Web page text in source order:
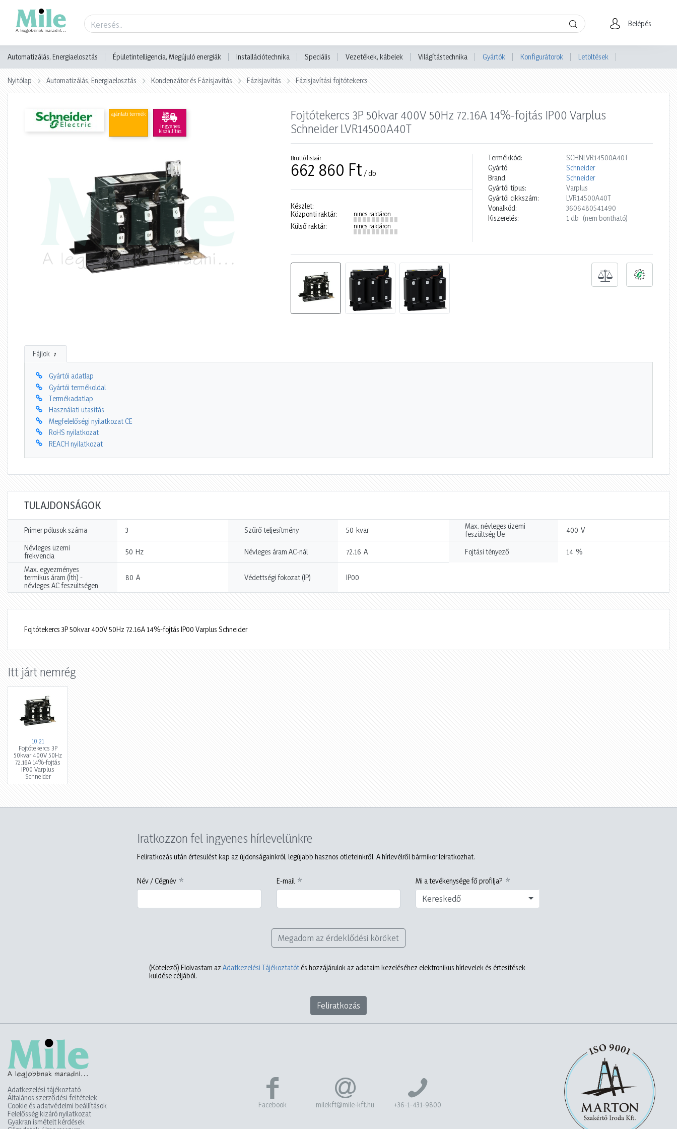
Belépés
Automatizálás, Energiaelosztás Épületintelligencia, Megújuló energiák Installációtechnika Speciális Vezetékek, kábelek Világítástechnika Gyártók Konfigurátorok Letöltések
Nyitólap Automatizálás, Energiaelosztás Kondenzátor és Fázisjavítás Fázisjavítás Fázisjavítási fojtótekercs
ajánlati termék
ingyenes
kiszállítás
Fojtótekercs 3P 50kvar 400V 50Hz 72.16A 14%-fojtás IP00 Varplus
Schneider LVR14500A40T
Bruttó listaár
662 860 Ft / db
Készlet:
Központi raktár:
nincs raktáron
Külső raktár: nincs raktáron
Termékkód:
SCHNLVR14500A40T
Gyártó:
Schneider
Brand:
Schneider
Gyártói típus:
Varplus
Gyártói cikkszám:
LVR14500A40T
Vonalkód:
3606480541490
Kiszerelés:
1 db (nem bontható)
Fájlok 7
Gyártói adatlap
Gyártói termékoldal
Termékadatlap
Használati utasítás
Megfelelőségi nyilatkozat CE
RoHS nyilatkozat
REACH nyilatkozat
TULAJDONSÁGOK
Primer pólusok száma 3 Szűrő teljesítmény 50 kvar
Max. névleges üzemi
feszültség Ue
400 V
Névleges üzemi
frekvencia
50 Hz Névleges áram AC-nál 72.16 A Fojtási tényező 14 %
Max. egyezményes
termikus áram (Ith) -
névleges AC feszültségen
80 A Védettségi fokozat (IP) IP00
Fojtótekercs 3P 50kvar 400V 50Hz 72.16A 14%-fojtás IP00 Varplus Schneider
Itt járt nemrég
10:21
Fojtótekercs 3P
50kvar 400V 50Hz
72.16A 14%-fojtás
IP00 Varplus
Schneider
Iratkozzon fel ingyenes hírlevelünkre
Feliratkozás után értesülést kap az újdonságainkról, legújabb hasznos ötleteinkről. A hírlevélről bármikor leiratkozhat.
Név / Cégnév E-mail Mi a tevékenysége fő profilja?
Kereskedő
Megadom az érdeklődési köröket
(Kötelező) Elolvastam az Adatkezelési Tájékoztatót és hozzájárulok az adataim kezeléséhez elektronikus hírlevelek és értesítések
küldése céljából.
Feliratkozás
Adatkezelési tájékoztató
Általános szerződési feltételek
Cookie és adatvédelmi beállítások
Felelősség kizáró nyilatkozat
Gyakran ismételt kérdések
Facebook milekft@mile-kft.hu +36-1-431-9800
Termék adatlap